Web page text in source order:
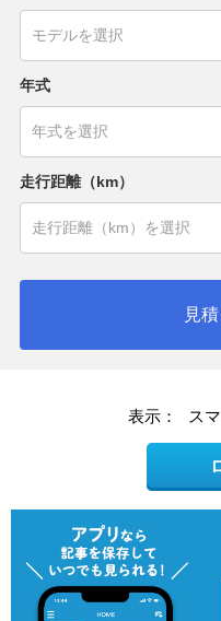
年式
走行距離（km）
見
表示： ス